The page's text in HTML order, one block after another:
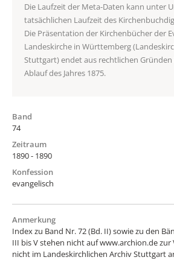
Die Laufzeit der Meta-Daten kann unter
tatsächlichen Laufzeit des
Die Präsentation der Kirchenbücher der
Landeskirche in Württemberg
Stuttgart) endet aus rechtlichen Gründen
Ablauf des Jahres 1875.
Band
74
Zeitraum
1890 - 1890
Konfession
evangelisch
Anmerkung
Index zu Band Nr. 72 (Bd. II) sowie zu den
III bis V stehen nicht auf www.archion.de
nicht im Landeskirchlichen Archiv Stuttgart